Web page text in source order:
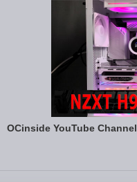
OCinside YouTube Channel